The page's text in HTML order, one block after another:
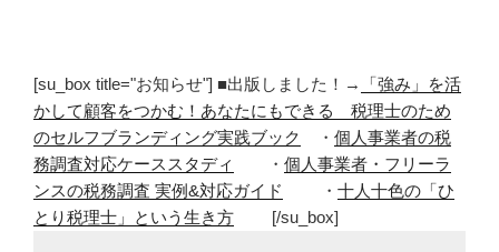
[su_box title="お知らせ"] ■出版しました！→
「強み」を活
かして顧客をつかむ！あなたにもできる 税理士のため
のセルフブランディング実践ブック
・ 個人事業者の税
務調査対応ケーススタディ
・ 個人事業者・フリーラ
ンスの税務調査 実例&対応ガイド
・ 十人十色の「ひ
とり税理士」という生き方 [/su_box]